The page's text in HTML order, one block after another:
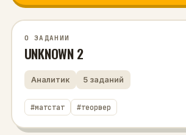
О ЗАДАНИИ
UNKNOWN 2
Аналитик 5 заданий
#матстат #теорвер